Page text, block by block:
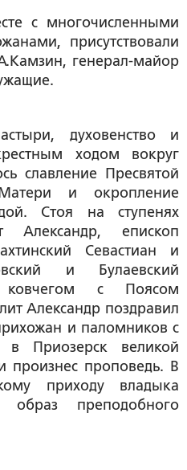
с многочисленными
присутствовали
генерал-майор
духовенство и
ходом вокруг
славление Пресвятой
и окропление
Стоя на ступенях
Александр, епископ
Севастиан и
и Булаевский
ковчегом с Поясом
Александр поздравил
и паломников с
в Приозерск великой
произнес проповедь. В
приходу владыка
образ преподобного